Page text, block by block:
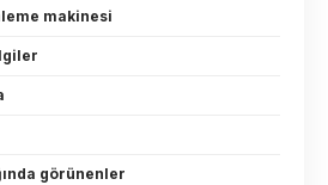
makinesi
görünenler